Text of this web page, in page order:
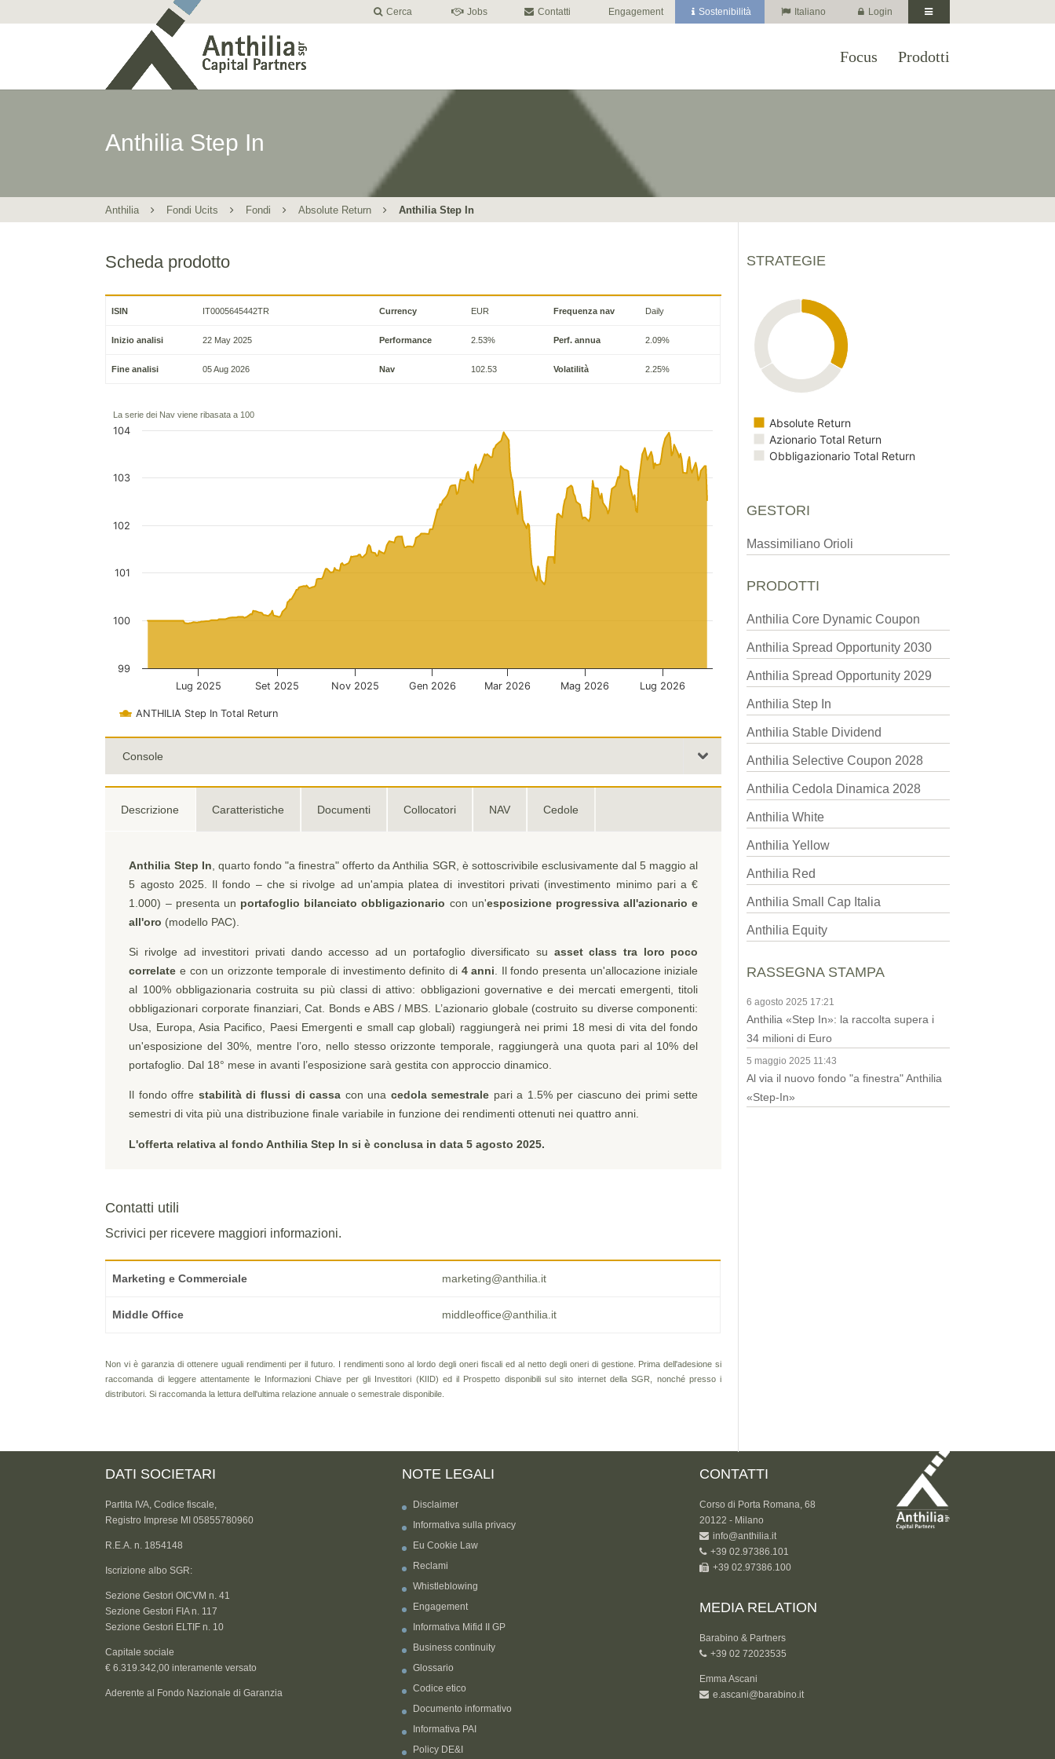
Cerca Jobs Contatti Engagement Sostenibilità Italiano Login
Focus Prodotti
Anthilia Step In
Anthilia Fondi Ucits Fondi Absolute Return Anthilia Step In
Scheda prodotto
ISIN IT0005645442TR Currency EUR Frequenza nav Daily
Inizio analisi 22 May 2025 Performance 2.53% Perf. annua 2.09%
Fine analisi 05 Aug 2026 Nav 102.53 Volatilità 2.25%
La serie dei Nav viene ribasata a 100
ANTHILIA Step In Total Return
Lug 2025 Set 2025 Nov 2025 Gen 2026 Mar 2026 Mag 2026 Lug 2026
99
100
101
102
103
104
Console
Descrizione Caratteristiche Documenti Collocatori NAV Cedole
Anthilia Step In , quarto fondo "a finestra" offerto da Anthilia SGR, è sottoscrivibile esclusivamente dal 5 maggio al
5 agosto 2025. Il fondo – che si rivolge ad un'ampia platea di investitori privati (investimento minimo pari a €
1.000) – presenta un portafoglio bilanciato obbligazionario con un'esposizione progressiva all'azionario e
all'oro (modello PAC).
Si rivolge ad investitori privati dando accesso ad un portafoglio diversificato su asset class tra loro poco
correlate e con un orizzonte temporale di investimento definito di 4 anni . Il fondo presenta un'allocazione iniziale
al 100% obbligazionaria costruita su più classi di attivo: obbligazioni governative e dei mercati emergenti, titoli
obbligazionari corporate finanziari, Cat. Bonds e ABS / MBS. L’azionario globale (costruito su diverse componenti:
Usa, Europa, Asia Pacifico, Paesi Emergenti e small cap globali) raggiungerà nei primi 18 mesi di vita del fondo
un'esposizione del 30%, mentre l’oro, nello stesso orizzonte temporale, raggiungerà una quota pari al 10% del
portafoglio. Dal 18° mese in avanti l’esposizione sarà gestita con approccio dinamico.
Il fondo offre stabilità di flussi di cassa con una cedola semestrale pari a 1.5% per ciascuno dei primi sette
semestri di vita più una distribuzione finale variabile in funzione dei rendimenti ottenuti nei quattro anni.
L'offerta relativa al fondo Anthilia Step In si è conclusa in data 5 agosto 2025.
Contatti utili
Scrivici per ricevere maggiori informazioni.
Marketing e Commerciale marketing@anthilia.it
Middle Office middleoffice@anthilia.it
Non vi è garanzia di ottenere uguali rendimenti per il futuro. I rendimenti sono al lordo degli oneri fiscali ed al netto degli oneri di gestione. Prima dell'adesione si
raccomanda di leggere attentamente le Informazioni Chiave per gli Investitori (KIID) ed il Prospetto disponibili sul sito internet della SGR, nonché presso i
distributori. Si raccomanda la lettura dell'ultima relazione annuale o semestrale disponibile.
STRATEGIE
Absolute Return
Azionario Total Return
Obbligazionario Total Return
GESTORI
Massimiliano Orioli
PRODOTTI
Anthilia Core Dynamic Coupon
Anthilia Spread Opportunity 2030
Anthilia Spread Opportunity 2029
Anthilia Step In
Anthilia Stable Dividend
Anthilia Selective Coupon 2028
Anthilia Cedola Dinamica 2028
Anthilia White
Anthilia Yellow
Anthilia Red
Anthilia Small Cap Italia
Anthilia Equity
RASSEGNA STAMPA
6 agosto 2025 17:21
Anthilia «Step In»: la raccolta supera i
34 milioni di Euro
5 maggio 2025 11:43
Al via il nuovo fondo "a finestra" Anthilia
«Step-In»
DATI SOCIETARI
Partita IVA, Codice fiscale,
Registro Imprese MI 05855780960
R.E.A. n. 1854148
Iscrizione albo SGR:
Sezione Gestori OICVM n. 41
Sezione Gestori FIA n. 117
Sezione Gestori ELTIF n. 10
Capitale sociale
€ 6.319.342,00 interamente versato
Aderente al Fondo Nazionale di Garanzia
NOTE LEGALI
Disclaimer
Informativa sulla privacy
Eu Cookie Law
Reclami
Whistleblowing
Engagement
Informativa Mifid II GP
Business continuity
Glossario
Codice etico
Documento informativo
Informativa PAI
Policy DE&I
CONTATTI
Corso di Porta Romana, 68
20122 - Milano
info@anthilia.it
+39 02.97386.101
+39 02.97386.100
MEDIA RELATION
Barabino & Partners
+39 02 72023535
Emma Ascani
e.ascani@barabino.it